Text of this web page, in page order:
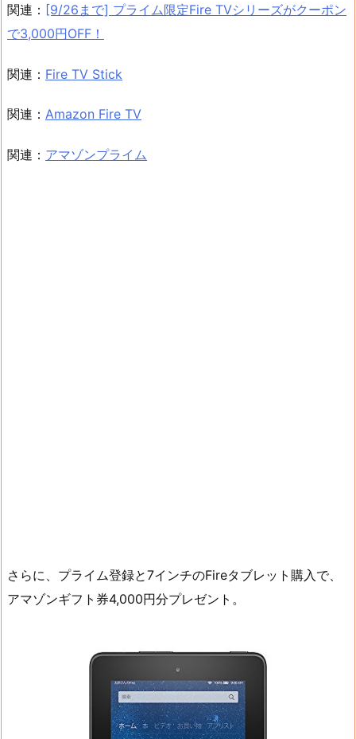
関連： [9/26まで] プライム限定Fire TVシリーズがクーポン
で3,000円OFF！
関連： Fire TV Stick
関連： Amazon Fire TV
関連： アマゾンプライム
さらに、プライム登録と7インチのFireタブレット購入で、
アマゾンギフト券4,000円分プレゼント。